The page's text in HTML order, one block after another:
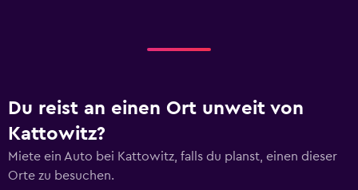
Du reist an einen Ort unweit von
Kattowitz?
Miete ein Auto bei Kattowitz, falls du planst, einen dieser
Orte zu besuchen.